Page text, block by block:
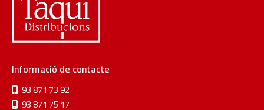
Informació de contacte
93 871 73 92
93 871 75 17